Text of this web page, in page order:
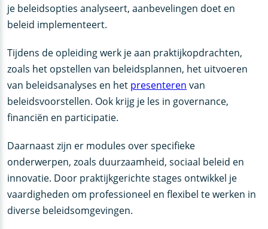
je beleidsopties analyseert, aanbevelingen doet en
beleid implementeert.
Tijdens de opleiding werk je aan praktijkopdrachten,
zoals het opstellen van beleidsplannen, het uitvoeren
van beleidsanalyses en het presenteren van
beleidsvoorstellen. Ook krijg je les in governance,
financiën en participatie.
Daarnaast zijn er modules over specifieke
onderwerpen, zoals duurzaamheid, sociaal beleid en
innovatie. Door praktijkgerichte stages ontwikkel je
vaardigheden om professioneel en flexibel te werken in
diverse beleidsomgevingen.